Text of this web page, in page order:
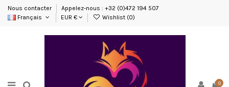
Nous contacter
Appelez-nous : +32 (0)472 194 507
Français
EUR € Wishlist (0)
0